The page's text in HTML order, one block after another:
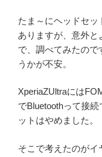
たま～にヘッドセ
ありますが、意外と
で、調べてみたので
うかが不安。
XperiaZUltraには
でBluetoothって接
ットはやめました。
そこで考えたのがイ